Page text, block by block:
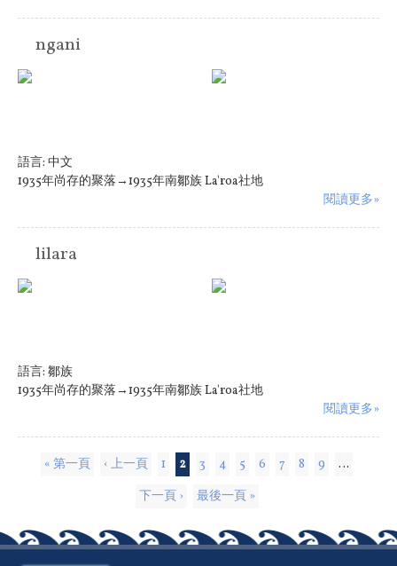
ngani
語言: 中文
1935年尚存的聚落→1935年南鄒族 La'roa社地
閱讀更多»
lilara
語言: 鄒族
1935年尚存的聚落→1935年南鄒族 La'roa社地
閱讀更多»
頁面« 第一頁 ‹ 上一頁 1 2 3 4 5 6 7 8 9
…
下一頁 ›
最後一頁 »